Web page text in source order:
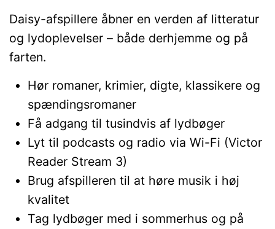
Daisy-afspillere åbner en verden af litteratur
og lydoplevelser – både derhjemme og på
farten.
Hør romaner, krimier, digte, klassikere og
spændingsromaner
Få adgang til tusindvis af lydbøger
Lyt til podcasts og radio via Wi-Fi (Victor
Reader Stream 3)
Brug afspilleren til at høre musik i høj
kvalitet
Tag lydbøger med i sommerhus og på